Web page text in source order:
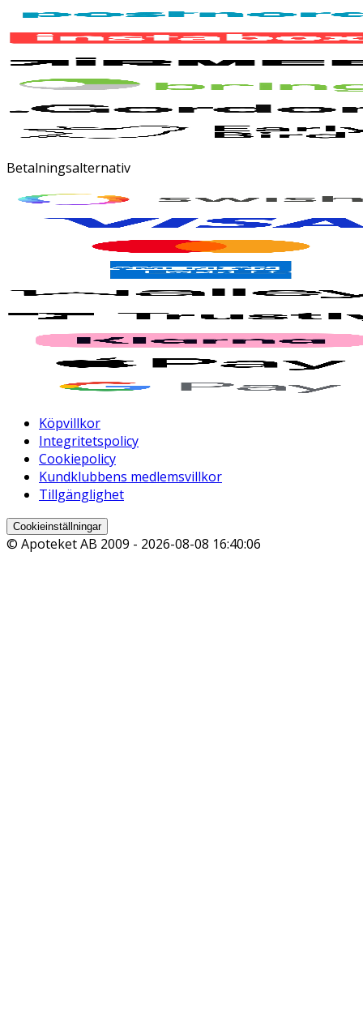
Betalningsalternativ
Köpvillkor
Integritetspolicy
Cookiepolicy
Kundklubbens medlemsvillkor
Tillgänglighet
Cookieinställningar
© Apoteket AB 2009 - 2026-08-08 16:40:06